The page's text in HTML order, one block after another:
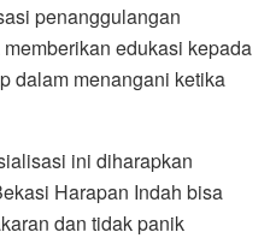
penanggulangan
edukasi kepada
dalam menangani ketika
ini diharapkan
Harapan Indah bisa
dan tidak panik